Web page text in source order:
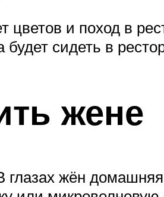
цветов и поход в
будет сидеть в
жене
жён домашняя